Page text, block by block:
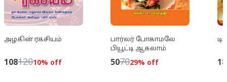
அழகின் ரகசியம்
10812010% off
பார்லர் போகாமலே
பியூட்டி ஆகலாம்
507029% off